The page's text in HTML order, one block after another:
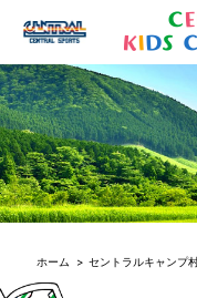
ホーム > セントラルキャンプ